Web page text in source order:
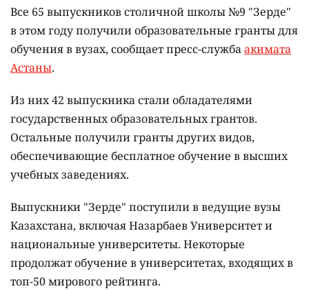
Все 65 выпускников столичной школы №9 "Зерде"
в этом году получили образовательные гранты для
обучения в вузах, сообщает пресс-службаакимата
Астаны.
Из них 42 выпускника стали обладателями
государственных образовательных грантов.
Остальные получили гранты других видов,
обеспечивающие бесплатное обучение в высших
учебных заведениях.
Выпускники "Зерде" поступили в ведущие вузы
Казахстана, включая Назарбаев Университет и
национальные университеты. Некоторые
продолжат обучение в университетах, входящих в
топ-50 мирового рейтинга.